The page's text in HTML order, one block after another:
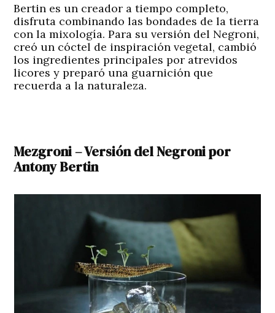
Bertin es un creador a tiempo completo,
disfruta combinando las bondades de la tierra
con la mixología. Para su versión del Negroni,
creó un cóctel de inspiración vegetal, cambió
los ingredientes principales por atrevidos
licores y preparó una guarnición que
recuerda a la naturaleza.
Mezgroni – Versión del Negroni por
Antony Bertin